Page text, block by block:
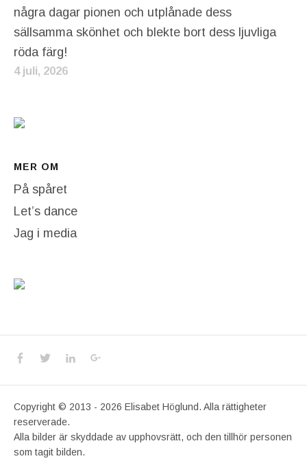
några dagar pionen och utplånade dess
sällsamma skönhet och blekte bort dess ljuvliga
röda färg!
4 juli, 2026
MER OM
På spåret
Let’s dance
Jag i media
Social Media Profiles
Facebook
TwitterLinkedIn
Copyright © 2013 - 2026 Elisabet Höglund. Alla rättigheter
reserverade.
Alla bilder är skyddade av upphovsrätt, och den tillhör personen
som tagit bilden.